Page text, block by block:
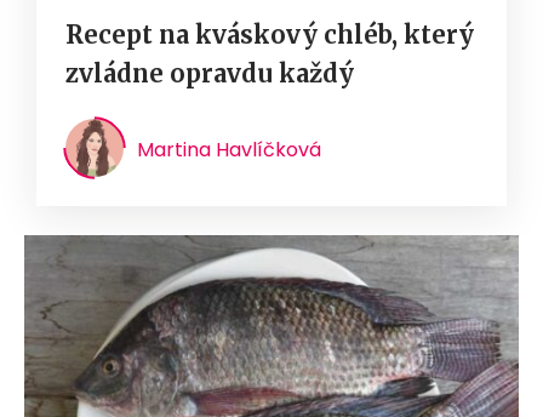
Recept na kváskový chléb, který
zvládne opravdu každý
Martina Havlíčková